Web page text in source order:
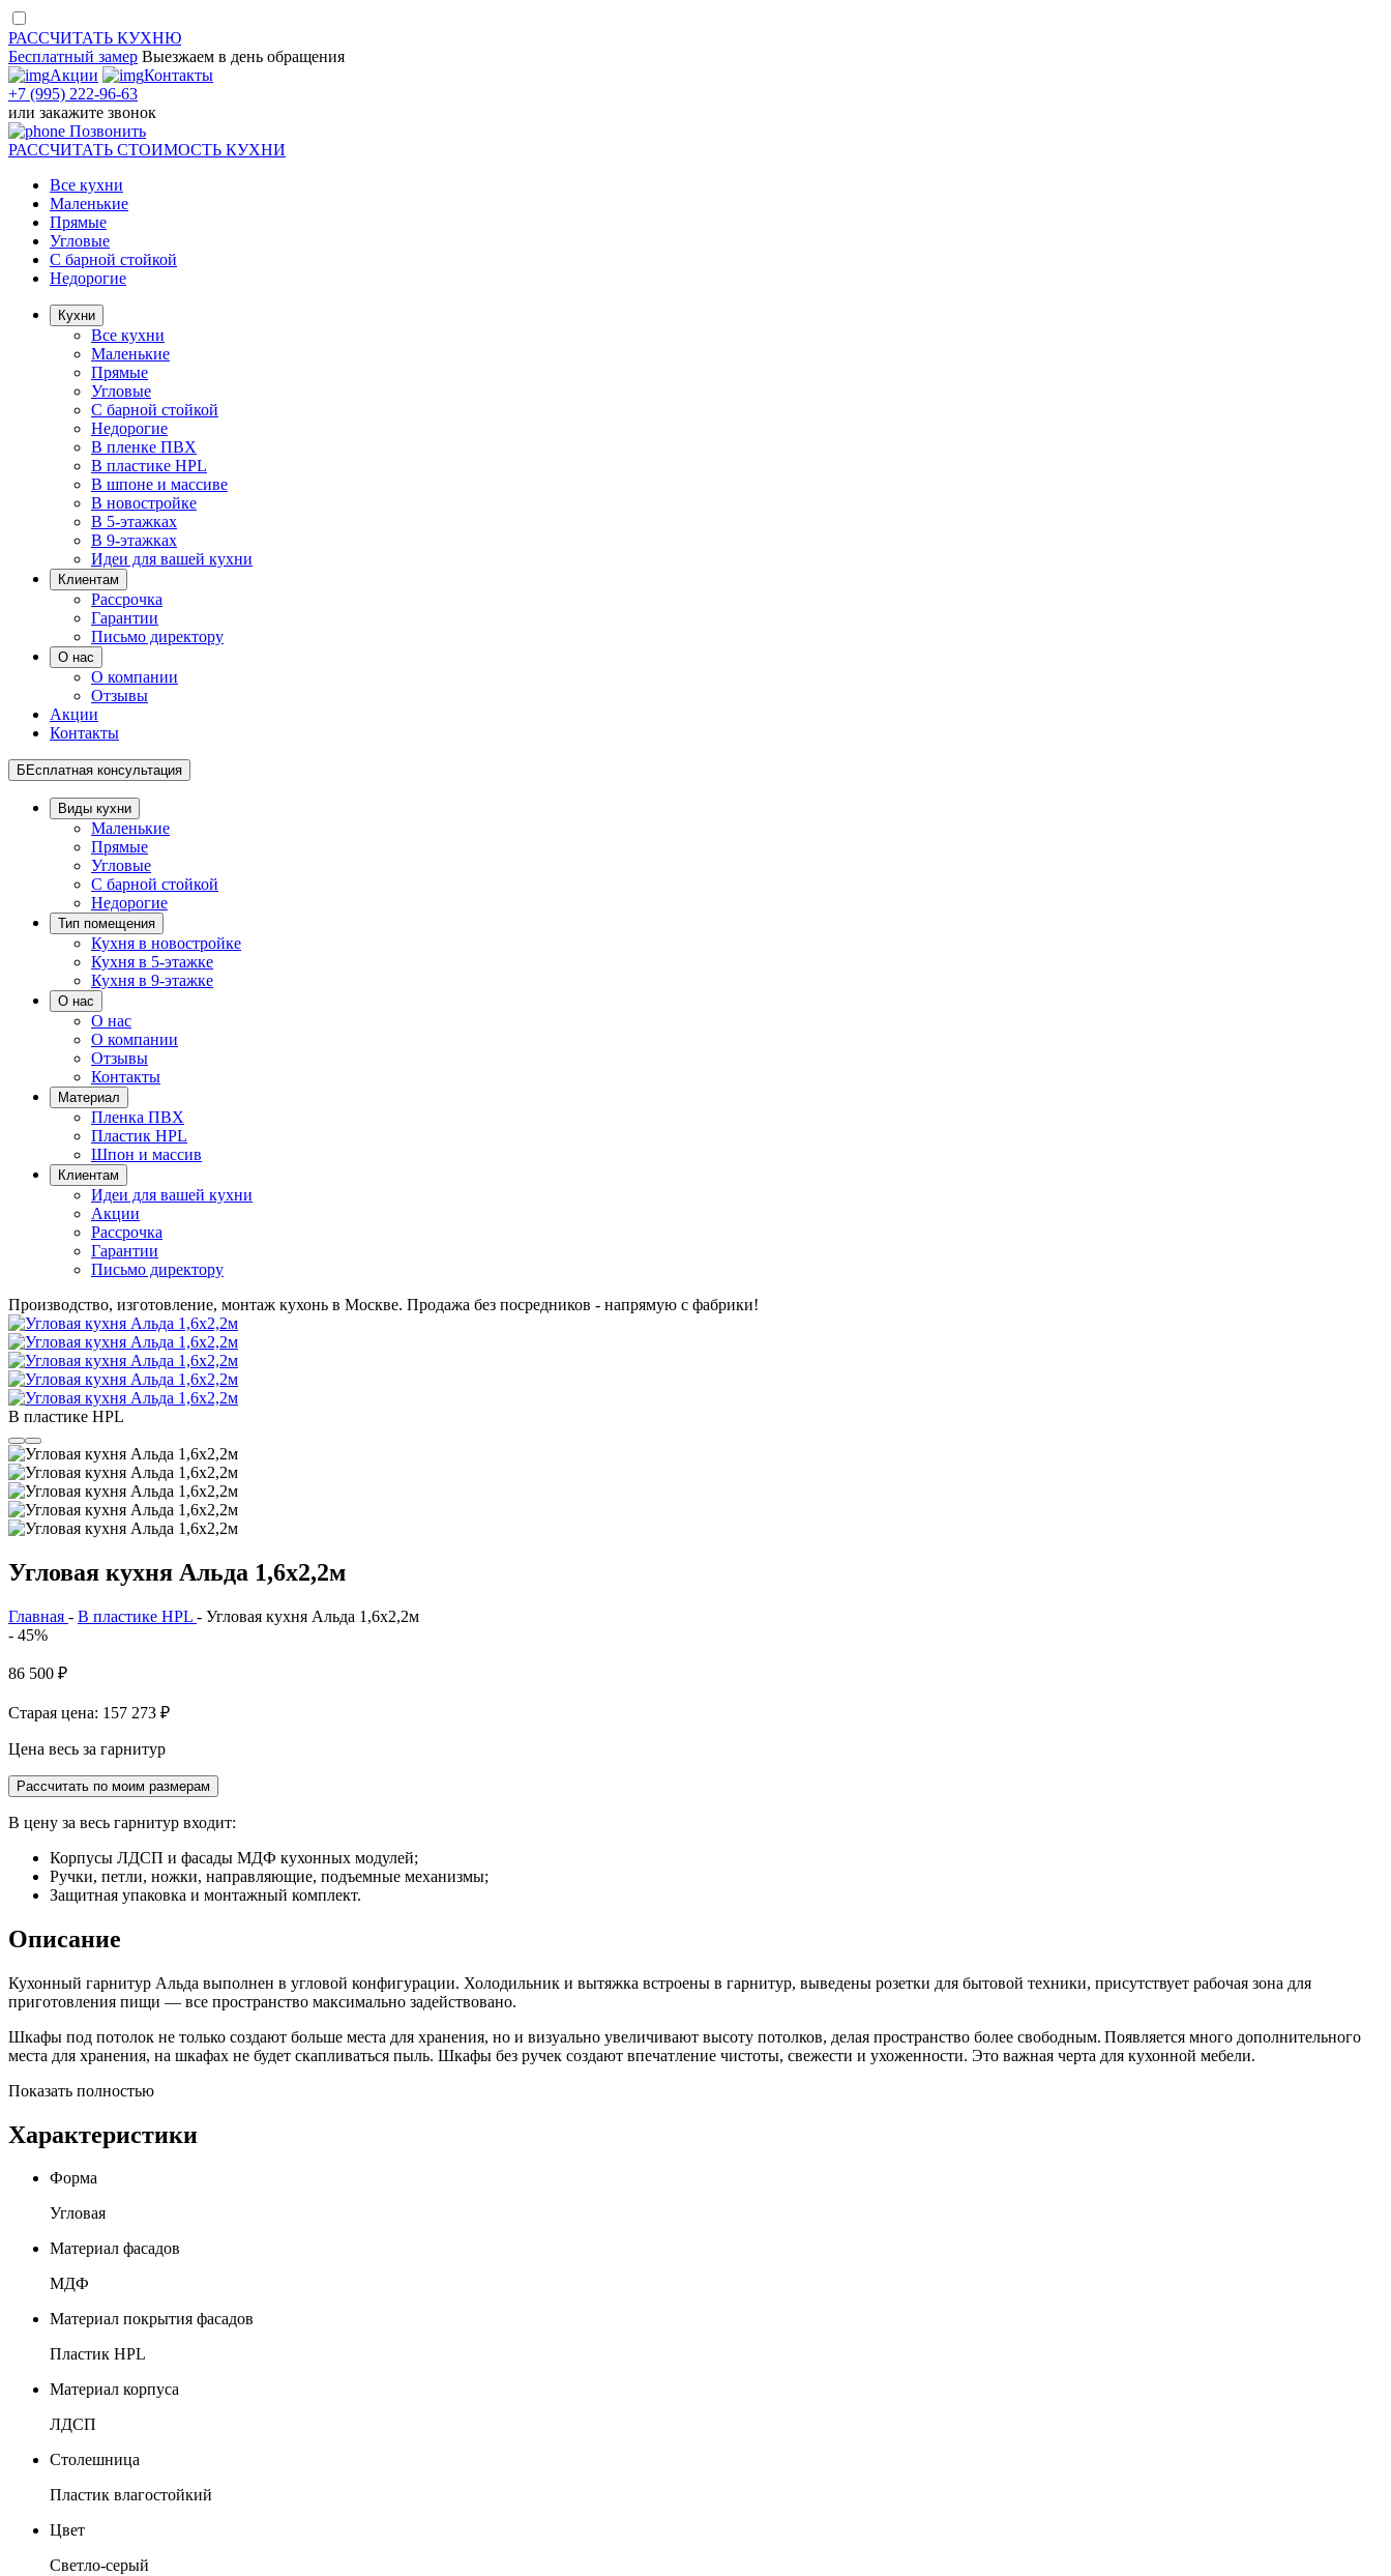
РАССЧИТАТЬ КУХНЮ
Бесплатный замер Выезжаем в день обращения
Акции
Контакты
+7 (995) 222-96-63
или закажите звонок
Позвонить
РАССЧИТАТЬ СТОИМОСТЬ КУХНИ
Все кухни
Маленькие
Прямые
Угловые
С барной стойкой
Недорогие
Кухни
Все кухни
Маленькие
Прямые
Угловые
С барной стойкой
Недорогие
В пленке ПВХ
В пластике HPL
В шпоне и массиве
В новостройке
В 5-этажках
В 9-этажках
Идеи для вашей кухни
Клиентам
Рассрочка
Гарантии
Письмо директору
О нас
О компании
Отзывы
Акции
Контакты
БЕсплатная консультация
Виды кухни
Маленькие
Прямые
Угловые
С барной стойкой
Недорогие
Тип помещения
Кухня в новостройке
Кухня в 5-этажке
Кухня в 9-этажке
О нас
О нас
О компании
Отзывы
Контакты
Материал
Пленка ПВХ
Пластик HPL
Шпон и массив
Клиентам
Идеи для вашей кухни
Акции
Рассрочка
Гарантии
Письмо директору
Производство, изготовление, монтаж кухонь в Москве. Продажа без посредников - напрямую с фабрики!
В пластике HPL
Угловая кухня Альда 1,6х2,2м
Главная - В пластике HPL - Угловая кухня Альда 1,6х2,2м
- 45%
86 500 ₽
Старая цена: 157 273 ₽
Цена весь за гарнитур
Рассчитать по моим размерам
В цену за весь гарнитур входит:
Корпусы ЛДСП и фасады МДФ кухонных модулей;
Ручки, петли, ножки, направляющие, подъемные механизмы;
Защитная упаковка и монтажный комплект.
Описание
Кухонный гарнитур Альда выполнен в угловой конфигурации. Холодильник и вытяжка встроены в гарнитур, выведены розетки для бытовой техники, присутствует рабочая зона для
приготовления пищи — все пространство максимально задействовано.
Шкафы под потолок не только создают больше места для хранения, но и визуально увеличивают высоту потолков, делая пространство более свободным. Появляется много дополнительного
места для хранения, на шкафах не будет скапливаться пыль. Шкафы без ручек создают впечатление чистоты, свежести и ухоженности. Это важная черта для кухонной мебели.
Показать полностью
Характеристики
Форма
Угловая
Материал фасадов
МДФ
Материал покрытия фасадов
Пластик HPL
Материал корпуса
ЛДСП
Столешница
Пластик влагостойкий
Цвет
Светло-серый